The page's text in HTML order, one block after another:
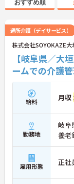
おすすめ順
通所介護（デイサービス）
株式会社SOYOKAZE
【岐阜県／大
ームでの介護
給料 月収
勤務地
岐阜
養老
雇用形態 正社